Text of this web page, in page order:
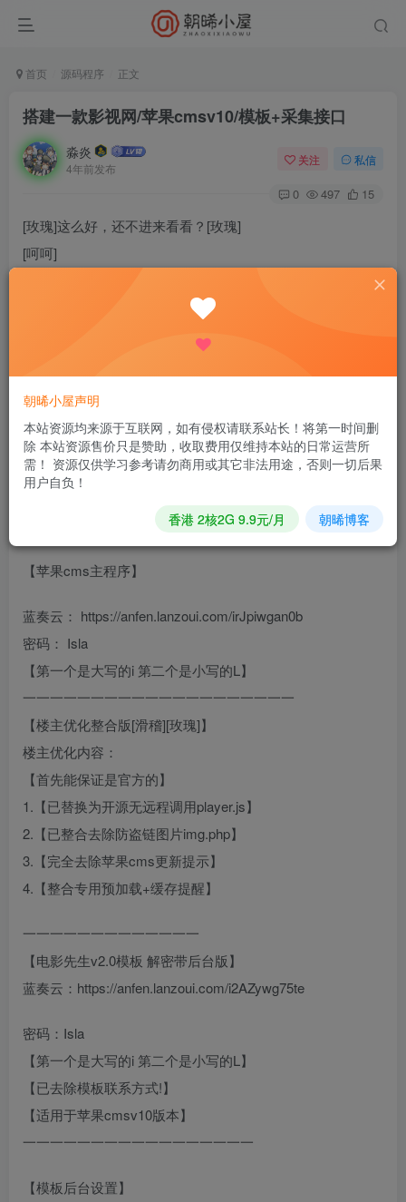
首页 源码程序 正文
搭建一款影视网/苹果cmsv10/模板+采集接口
淼炎
4年前发布
关注 私信
0 497 15
[玫瑰]这么好，还不进来看看？[玫瑰]
[呵呵]
【留下点赞和葫芦吧葫芦丝们[滑稽][玫瑰]】
苹果CMS程序是一套采用PHP+MYSQL环境下运行的完善而
强大的快速建站系统。 经过近多年的开发经验和技术积累，
苹果CMS程序已逐步走向成熟，在易用性和功能上已经成为
同行中的佼佼者。 程序体积小->优化程序代码，运行速度快-
>高效的缓存处理，只要普通的虚拟主机就可以完美搭建起
来，建站成本非常低可能用到的帖子
一一一一一一一一一一一一一
【苹果cms主程序】
蓝奏云： https://anfen.lanzoui.com/irJpiwgan0b
密码： Isla
【第一个是大写的i 第二个是小写的L】
一一一一一一一一一一一一一一一一一一一一
【楼主优化整合版[滑稽][玫瑰]】
楼主优化内容：
【首先能保证是官方的】
1.【已替换为开源无远程调用player.js】
2.【已整合去除防盗链图片img.php】
3.【完全去除苹果cms更新提示】
4.【整合专用预加载+缓存提醒】
一一一一一一一一一一一一一
【电影先生v2.0模板 解密带后台版】
蓝奏云：https://anfen.lanzoui.com/i2AZywg75te
密码：Isla
【第一个是大写的i 第二个是小写的L】
【已去除模板联系方式!】
【适用于苹果cmsv10版本】
一一一一一一一一一一一一一一一一一
【模板后台设置】
朝晞小屋声明
本站资源均来源于互联网，如有侵权请联系站长！将第一时间删
除 本站资源售价只是赞助，收取费用仅维持本站的日常运营所
需！ 资源仅供学习参考请勿商用或其它非法用途，否则一切后果
用户自负！
香港 2核2G 9.9元/月 朝晞博客